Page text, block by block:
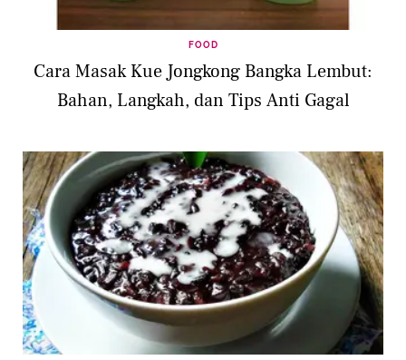
FOOD
Cara Masak Kue Jongkong Bangka Lembut:
Bahan, Langkah, dan Tips Anti Gagal